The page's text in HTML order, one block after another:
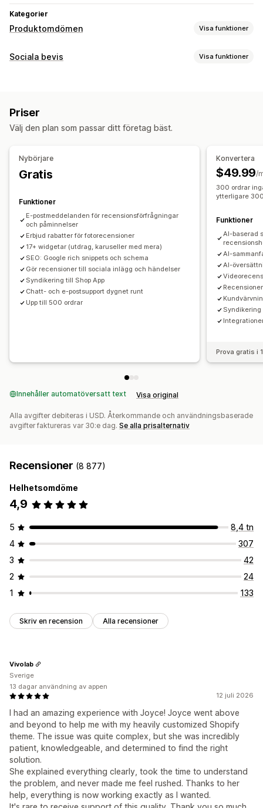
Kategorier
Produktomdömen Visa funktioner
Visningsalternativ
En sida med alla recensioner
Höjdpunkter från recensioner
Filtrering Textfragment
Förfrågningar via e-post
Användargenererat innehåll i sociala medier
Popup-fönster
Import och export Migrering av recensioner
Syndikering av recensioner Automatiseringar
Anpassade förfrågningar
Sociala bevis Visa funktioner
Analysverktyg
Priser
Välj den plan som passar ditt företag bäst.
Nybörjare
Gratis
Funktioner
E-postmeddelanden för recensionsförfrågningar
och påminnelser
Erbjud rabatter för fotorecensioner
17+ widgetar (utdrag, karuseller med mera)
SEO: Google rich snippets och schema
Gör recensioner till sociala inlägg och händelser
Syndikering till Shop App
Chatt- och e-postsupport dygnet runt
Upp till 500 ordrar
Konvertera
$49.99/
300 ordrar
ytterligare
Funktioner
AI-baserad
AI-
AI-
Syndikering
Prova gratis i
Innehåller automatöversatt text Visa original
Alla avgifter debiteras i USD. Återkommande och användningsbaserade
avgifter faktureras var 30:e dag. Se alla prisalternativ
Recensioner (8 877)
Helhetsomdöme
4,9
5
8,4 tn
4
307
3
42
2
24
1
133
Skriv en recension Alla recensioner
12 juli 2026
I had an amazing experience with Joyce! Joyce went above
and beyond to help me with my heavily customized Shopify
theme. The issue was quite complex, but she was incredibly
patient, knowledgeable, and determined to find the right
solution.
She explained everything clearly, took the time to understand
the problem, and never made me feel rushed. Thanks to her
help, everything is now working exactly as I wanted.
Vivolab
Sverige
13 dagar användning av appen